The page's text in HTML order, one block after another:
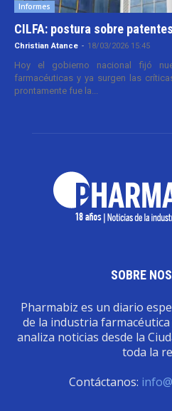
Informes
CILFA: postura sobre patentes
Christian Atance - 18/03/2026 15:45
Hoy el gobierno nacional fijó
farmacéuticas y ya surgen las
prontamente fue la...
SOBRE
Pharmabiz es un diario
de la industria
analiza noticias desde la
toda la
Contáctanos: